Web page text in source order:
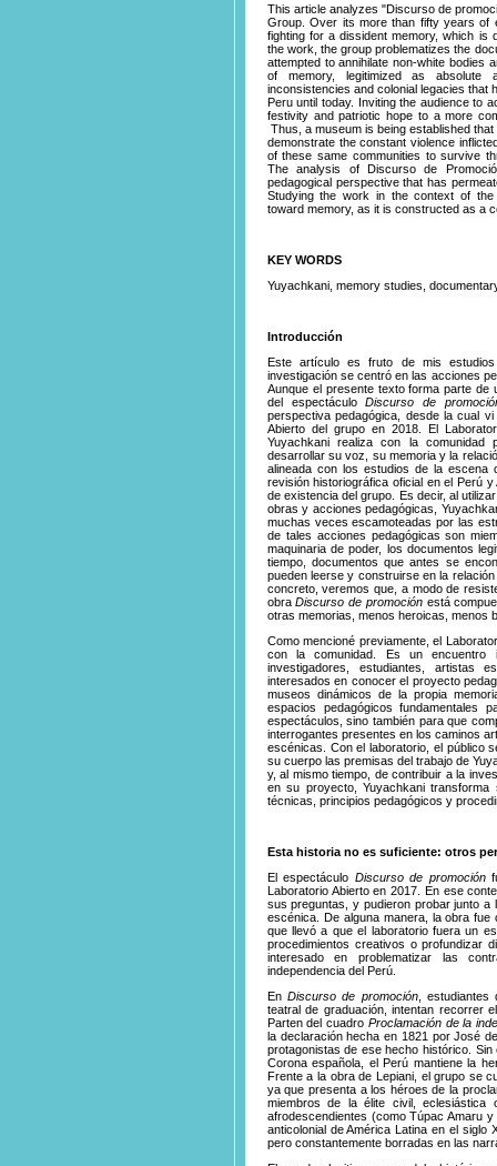
This article analyzes "Discurso de
Group. Over its more than fifty years of
fighting for a dissident memory, which is
the work, the group problematizes the
attempted to annihilate non-white bodies
of memory, legitimized as absolute
inconsistencies and colonial legacies that
Peru until today. Inviting the audience to
festivity and patriotic hope to a more
Thus, a museum is being established
demonstrate the constant violence
of these same communities to survive
The analysis of Discurso de
pedagogical perspective that has
Studying the work in the context of the
toward memory, as it is constructed as a
KEY WORDS
Yuyachkani, memory studies,
Introducción
Este artículo es fruto de mis
investigación se centró en las acciones
Aunque el presente texto forma parte de
del espectáculoDiscurso de
perspectiva pedagógica, desde la cual
Abierto del grupo en 2018. El
Yuyachkani realiza con la
desarrollar su voz, su memoria y la
alineada con los estudios de la escena
revisión historiográfica oficial en el Perú
de existencia del grupo. Es decir, al
obras y acciones pedagógicas,
muchas veces escamoteadas por las
de tales acciones pedagógicas son
maquinaria de poder, los documentos
tiempo, documentos que antes se
pueden leerse y construirse en la
concreto, veremos que, a modo de
obraDiscurso de promociónestá
otras memorias, menos heroicas, menos
Como mencioné previamente, el
con la comunidad. Es un encuentro
investigadores, estudiantes, artistas
interesados en conocer el proyecto
museos dinámicos de la propia
espacios pedagógicos
espectáculos, sino también para que
interrogantes presentes en los caminos
escénicas. Con el laboratorio, el público
su cuerpo las premisas del trabajo de
y, al mismo tiempo, de contribuir a la
en su proyecto, Yuyachkani
técnicas, principios pedagógicos y
Esta historia no es suficiente: otros
El espectáculo Discurso de promoción
Laboratorio Abierto en 2017. En ese
sus preguntas, y pudieron probar junto a
escénica. De alguna manera, la obra
que llevó a que el laboratorio fuera un
procedimientos creativos o profundizar
interesado en problematizar las
independencia del Perú.
En Discurso de promoción, estudiantes
teatral de graduación, intentan recorrer
Parten del cuadro Proclamación de la
la declaración hecha en 1821 por José
protagonistas de ese hecho histórico.
Corona española, el Perú mantiene la
Frente a la obra de Lepiani, el grupo se
ya que presenta a los héroes de la
miembros de la élite civil, eclesiástica
afrodescendientes (como Túpac Amaru
anticolonial de América Latina en el siglo
pero constantemente borradas en las